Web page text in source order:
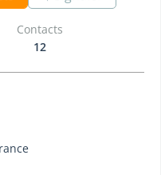
Contacts
12